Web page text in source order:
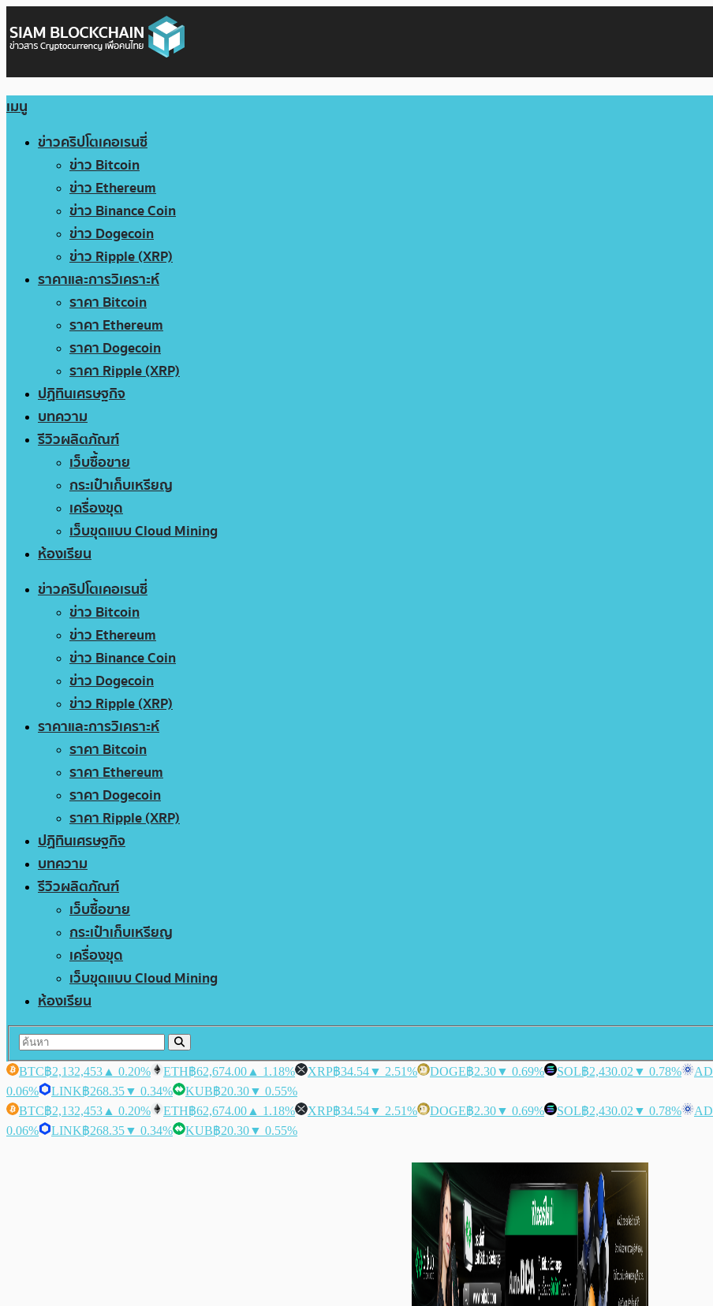
เมนู
ข่าวคริปโตเคอเรนซี่
ข่าว Bitcoin
ข่าว Ethereum
ข่าว Binance Coin
ข่าว Dogecoin
ข่าว Ripple (XRP)
ราคาและการวิเคราะห์
ราคา Bitcoin
ราคา Ethereum
ราคา Dogecoin
ราคา Ripple (XRP)
ปฏิทินเศรษฐกิจ
บทความ
รีวิวผลิตภัณฑ์
เว็บซื้อขาย
กระเป๋าเก็บเหรียญ
เครื่องขุด
เว็บขุดแบบ Cloud Mining
ห้องเรียน
ข่าวคริปโตเคอเรนซี่
ข่าว Bitcoin
ข่าว Ethereum
ข่าว Binance Coin
ข่าว Dogecoin
ข่าว Ripple (XRP)
ราคาและการวิเคราะห์
ราคา Bitcoin
ราคา Ethereum
ราคา Dogecoin
ราคา Ripple (XRP)
ปฏิทินเศรษฐกิจ
บทความ
รีวิวผลิตภัณฑ์
เว็บซื้อขาย
กระเป๋าเก็บเหรียญ
เครื่องขุด
เว็บขุดแบบ Cloud Mining
ห้องเรียน
BTC฿2,132,453 ▲ 0.20% ETH฿62,674.00 ▲ 1.18% XRP฿34.54▼ 2.51% DOGE฿2.30▼ 0.69% SOL฿2,430.02 ▼ 0.78%
0.06%
LINK฿268.35▼ 0.34% KUB฿20.30▼ 0.55%
BTC฿2,132,453 ▲ 0.20% ETH฿62,674.00 ▲ 1.18% XRP฿34.54▼ 2.51% DOGE฿2.30▼ 0.69% SOL฿2,430.02 ▼ 0.78%
0.06%
LINK฿268.35▼ 0.34% KUB฿20.30▼ 0.55%